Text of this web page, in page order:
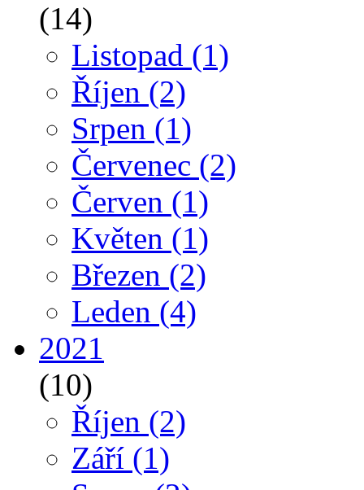
(14)
Listopad (1)
Říjen (2)
Srpen (1)
Červenec (2)
Červen (1)
Květen (1)
Březen (2)
Leden (4)
2021
(10)
Říjen (2)
Září (1)